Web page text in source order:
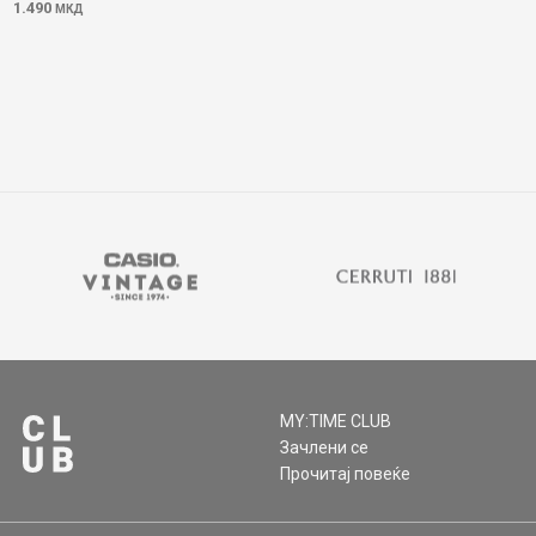
1.490 МКД
MY:TIME CLUB
Зачлени се
Прочитај повеќе